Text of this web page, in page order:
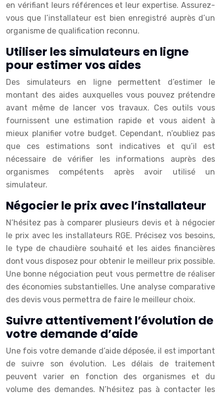
en vérifiant leurs références et leur expertise. Assurez-
vous que l’installateur est bien enregistré auprès d’un
organisme de qualification reconnu.
Utiliser les simulateurs en ligne
pour estimer vos aides
Des simulateurs en ligne permettent d’estimer le
montant des aides auxquelles vous pouvez prétendre
avant même de lancer vos travaux. Ces outils vous
fournissent une estimation rapide et vous aident à
mieux planifier votre budget. Cependant, n’oubliez pas
que ces estimations sont indicatives et qu’il est
nécessaire de vérifier les informations auprès des
organismes compétents après avoir utilisé un
simulateur.
Négocier le prix avec l’installateur
N’hésitez pas à comparer plusieurs devis et à négocier
le prix avec les installateurs RGE. Précisez vos besoins,
le type de chaudière souhaité et les aides financières
dont vous disposez pour obtenir le meilleur prix possible.
Une bonne négociation peut vous permettre de réaliser
des économies substantielles. Une analyse comparative
des devis vous permettra de faire le meilleur choix.
Suivre attentivement l’évolution de
votre demande d’aide
Une fois votre demande d’aide déposée, il est important
de suivre son évolution. Les délais de traitement
peuvent varier en fonction des organismes et du
volume des demandes. N’hésitez pas à contacter les